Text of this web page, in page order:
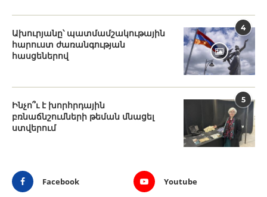
4
Ախուրյանը՝ պատմամշակութային
հարուստ ժառանգության
հասցեներով
5
Ինչո՞ւ է խորհրդային
բռնաճնշումների թեման մնացել
ստվերում
Facebook Youtube